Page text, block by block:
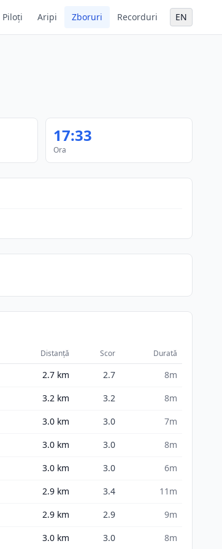
Piloți Aripi Zboruri Recorduri EN
17:33
Ora
Distanță Scor Durată
2.7 km 2.7
8m
3.2 km 3.2
8m
3.0 km 3.0
7m
3.0 km 3.0
8m
3.0 km 3.0
6m
2.9 km 3.4
11m
2.9 km 2.9
9m
3.0 km 3.0 8m